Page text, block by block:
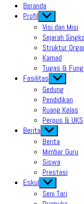
Beranda
Profil Show
sub
menu
Visi dan Misi
Sejarah
Struktur
Kamad
Tugas &
Fasilitas Show
sub
menu
Gedung
Pendidikan
Ruang Kelas
Perpus & UKS
Berita Show
sub
menu
Berita
Mimbar Guru
Siswa
Prestasi
Eskul Show
sub
menu
Seni Tari